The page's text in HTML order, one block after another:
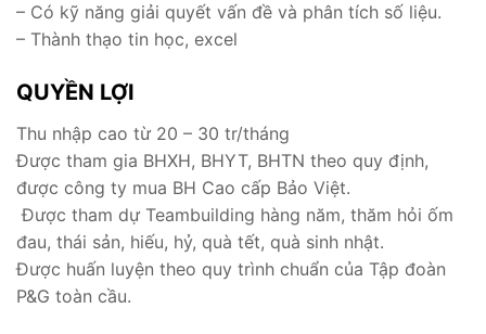
– Có kỹ năng giải quyết vấn đề và phân tích số liệu.
– Thành thạo tin học, excel
QUYỀN LỢI
Thu nhập cao từ 20 – 30 tr/tháng
Được tham gia BHXH, BHYT, BHTN theo quy định,
được công ty mua BH Cao cấp Bảo Việt.
Được tham dự Teambuilding hàng năm, thăm hỏi ốm
đau, thái sản, hiếu, hỷ, quà tết, quà sinh nhật.
Được huấn luyện theo quy trình chuẩn của Tập đoàn
P&G toàn cầu.